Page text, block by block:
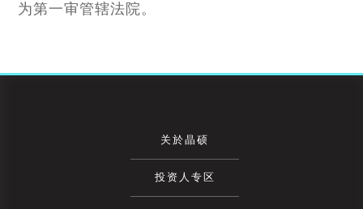
为第一审管辖法院。
关於晶硕
投资人专区